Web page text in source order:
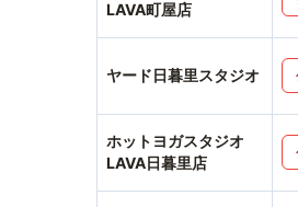
LAVA町屋店
ヤード日暮里スタジオ
ホットヨガスタジオ
LAVA日暮里店